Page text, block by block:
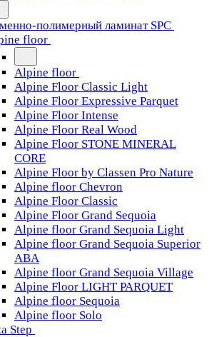
полимерный ламинат SPC
floor
Alpine floor
Alpine Floor Classic Light
Alpine Floor Expressive Parquet
Alpine Floor Intense
Alpine Floor Real Wood
Alpine Floor STONE MINERAL
CORE
Alpine Floor by Classen Pro Nature
Alpine floor Chevron
Alpine Floor Classic
Alpine Floor Grand Sequoia
Alpine floor Grand Sequoia Light
Alpine floor Grand Sequoia Superior
ABA
Alpine floor Grand Sequoia Village
Alpine Floor LIGHT PARQUET
Alpine floor Sequoia
Alpine floor Solo
Step